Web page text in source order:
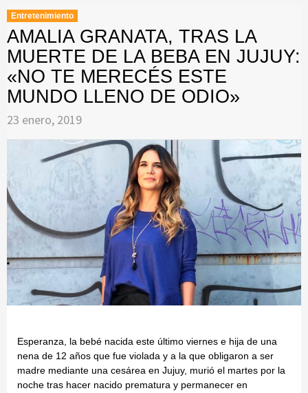
Entretenimiento
AMALIA GRANATA, TRAS LA
MUERTE DE LA BEBA EN JUJUY:
«NO TE MERECÉS ESTE
MUNDO LLENO DE ODIO»
23 enero, 2019
Esperanza, la bebé nacida este último viernes e hija de una
nena de 12 años que fue violada y a la que obligaron a ser
madre mediante una cesárea en Jujuy, murió el martes por la
noche tras hacer nacido prematura y permanecer en